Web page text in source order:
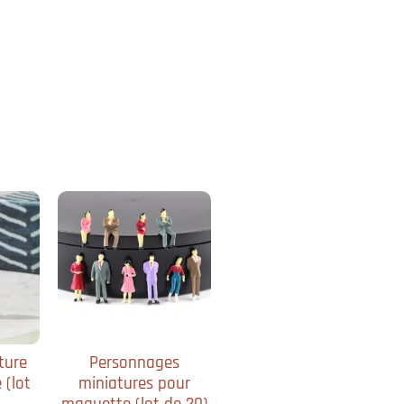
(lot
Personnages
miniatures pour